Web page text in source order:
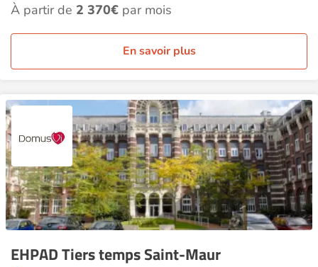
À partir de 2 370€ par mois
En savoir plus
EHPAD Tiers temps Saint-Maur